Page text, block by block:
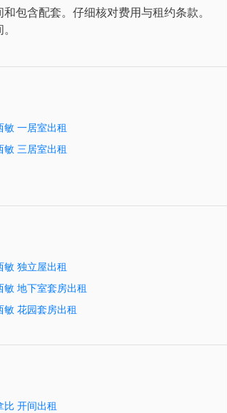
包含配套。仔细核对费用与租约条款。
敏 一居室出租
敏 三居室出租
敏 独立屋出租
敏 地下室套房出租
敏 花园套房出租
比 开间出租